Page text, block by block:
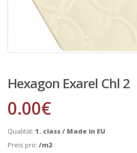
Hexagon Exarel Chl 2
0.00€
Qualität: 1. class / Made in EU
Preis pro: /m2